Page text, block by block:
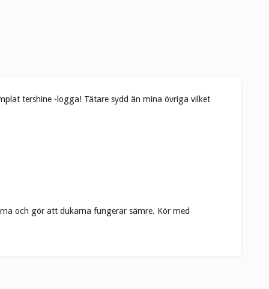
tershine -logga! Tätare sydd än mina övriga vilket
och gör att dukarna fungerar sämre. Kör med